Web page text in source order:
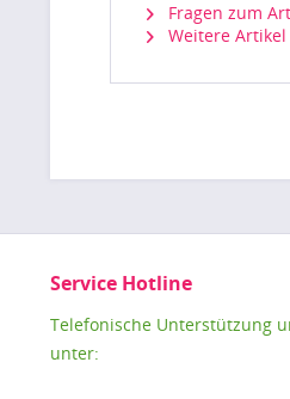
Fragen zum
Weitere
Service Hotline
Telefonische Unterstützung
unter: